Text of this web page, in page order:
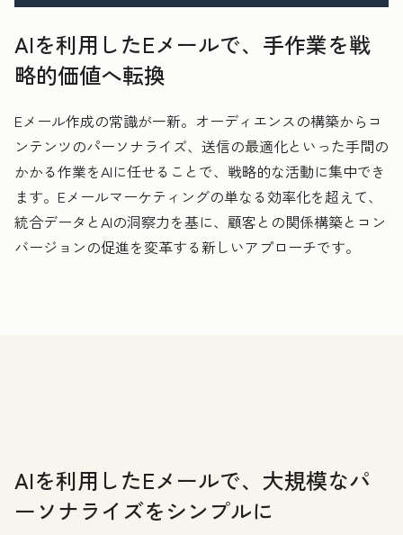
AIを利用したEメールで、手作業を戦
略的価値へ転換
Eメール作成の常識が一新。オーディエンスの構築からコ
ンテンツのパーソナライズ、送信の最適化といった手間の
かかる作業をAIに任せることで、戦略的な活動に集中でき
ます。Eメールマーケティングの単なる効率化を超えて、
統合データとAIの洞察力を基に、顧客との関係構築とコン
バージョンの促進を変革する新しいアプローチです。
AIを利用したEメールで、大規模なパ
ーソナライズをシンプルに